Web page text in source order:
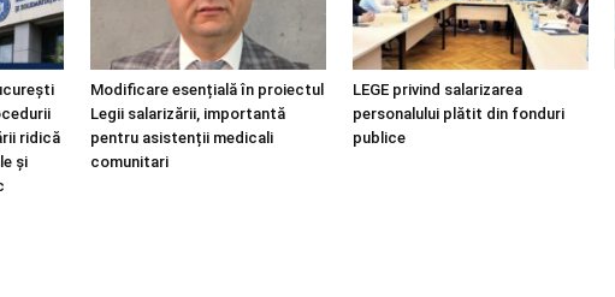
ridică
și
Modificare esențială în proiectul
Legii salarizării, importantă
pentru asistenții medicali
comunitari
LEGE privind salarizarea
personalului plătit din fonduri
publice